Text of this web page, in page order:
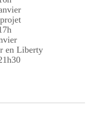
en Liberty